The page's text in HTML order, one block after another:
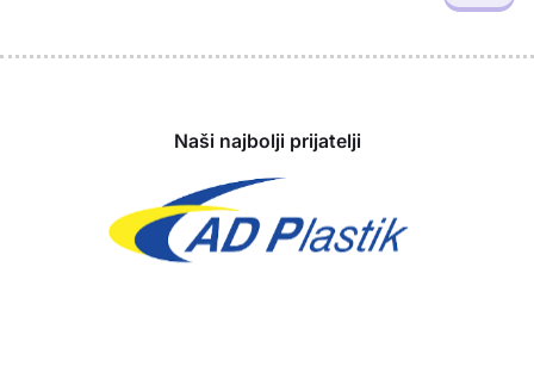
Naši najbolji prijatelji